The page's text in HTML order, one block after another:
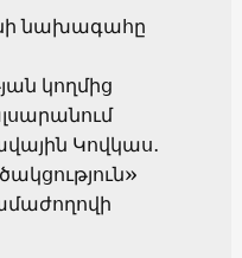
նախագահը
կողմից
Կովկաս․